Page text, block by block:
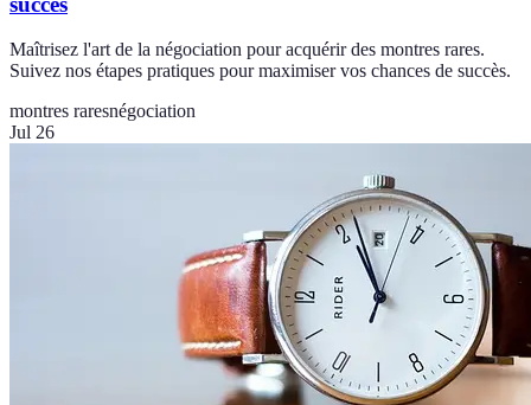
Maîtrisez l'art de la négociation pour acquérir des montres rares.
Suivez nos étapes pratiques pour maximiser vos chances de succès.
montres raresnégociation
Jul 26